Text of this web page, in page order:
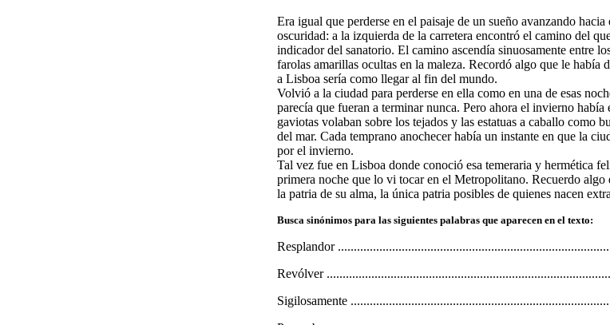
Era igual que perderse en el paisaje de un sueño avanzando
oscuridad: a la izquierda de la carretera encontró el camino del
indicador del sanatorio. El camino ascendía sinuosamente entre
farolas amarillas ocultas en la maleza. Recordó algo que le había
a Lisboa sería como llegar al fin del mundo.
Volvió a la ciudad para perderse en ella como en una de esas
parecía que fueran a terminar nunca. Pero ahora el invierno había
gaviotas volaban sobre los tejados y las estatuas a caballo como
del mar. Cada temprano anochecer había un instante en que la
por el invierno.
Tal vez fue en Lisboa donde conoció esa temeraria y hermética
primera noche que lo vi tocar en el Metropolitano. Recuerdo algo
la patria de su alma, la única patria posibles de quienes nacen
Busca sinónimos para las siguientes palabras que aparecen en el texto:
Resplandor
Revólver
Sigilosamente